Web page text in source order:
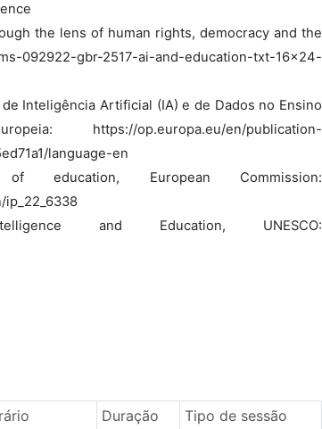
the lens of human rights, democracy and the
092922-gbr-2517-ai-and-education-txt-16x24-
Inteligência Artificial (IA) e de Dados no Ensino
https://op.europa.eu/en/publication-
language-en
European Commission:
and Education, UNESCO:
Duração
Tipo de sessão